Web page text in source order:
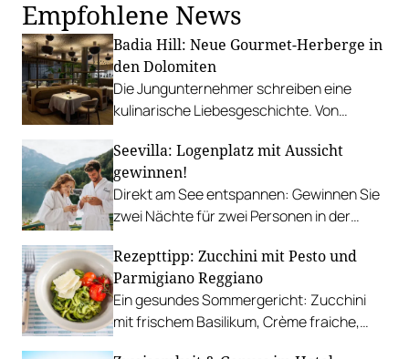
Empfohlene News
Badia Hill: Neue Gourmet-Herberge in
den Dolomiten
Die Jungunternehmer schreiben eine
kulinarische Liebesgeschichte. Von
eigenen Genießerhotel.
Seevilla: Logenplatz mit Aussicht
gewinnen!
Direkt am See entspannen: Gewinnen Sie
zwei Nächte für zwei Personen in der
Rezepttipp: Zucchini mit Pesto und
Parmigiano Reggiano
Ein gesundes Sommergericht: Zucchini
mit frischem Basilikum, Crème fraiche,